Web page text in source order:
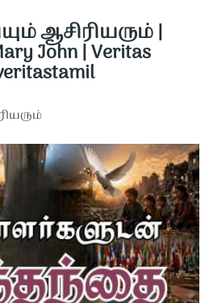
ஆசிரியரும் |
John | Veritas